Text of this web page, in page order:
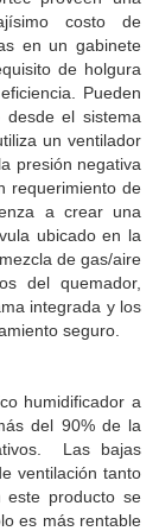
costo de
en un gabinete
de holgura
Pueden
el sistema
un ventilador
presión negativa
requerimiento de
a crear una
ubicado en la
de gas/aire
del quemador,
integrada y los
seguro.
humidificador a
del 90% de la
Las bajas
ventilación tanto
este producto se
es más rentable